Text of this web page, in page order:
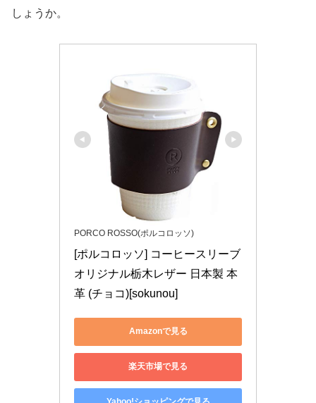
しょうか。
PORCO ROSSO(ポルコロッソ)
[ポルコロッソ] コーヒースリーブ
オリジナル栃木レザー 日本製 本
革 (チョコ)[sokunou]
Amazonで見る
楽天市場で見る